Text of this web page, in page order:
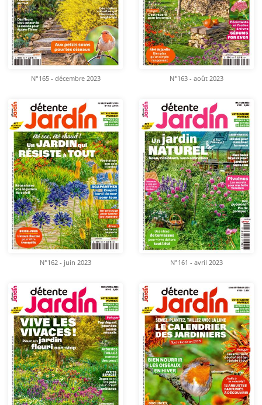
N°165 - décembre 2023 N°163 - août 2023
N°162 - juin 2023 N°161 - avril 2023